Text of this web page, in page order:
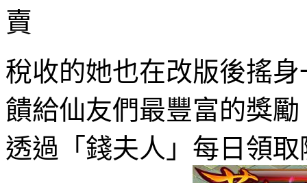
賣
稅收的她也在改版後搖
饋給仙友們最豐富的獎
透過「錢夫人」每日領